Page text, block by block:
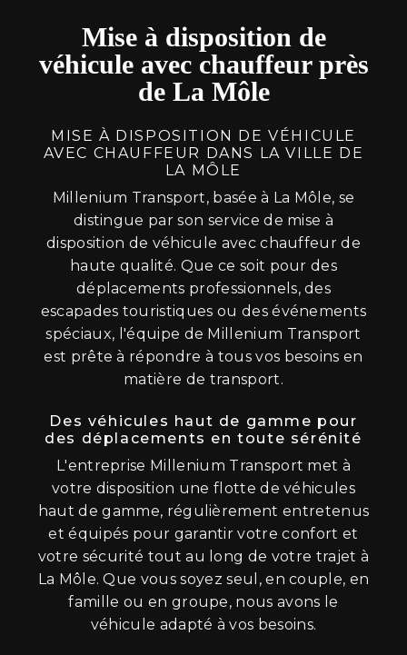
Mise à disposition de
véhicule avec chauffeur près
de La Môle
MISE À DISPOSITION DE VÉHICULE
AVEC CHAUFFEUR DANS LA VILLE DE
LA MÔLE
Millenium Transport, basée à La Môle, se
distingue par son service de mise à
disposition de véhicule avec chauffeur de
haute qualité. Que ce soit pour des
déplacements professionnels, des
escapades touristiques ou des événements
spéciaux, l'équipe de Millenium Transport
est prête à répondre à tous vos besoins en
matière de transport.
Des véhicules haut de gamme pour
des déplacements en toute sérénité
L'entreprise Millenium Transport met à
votre disposition une flotte de véhicules
haut de gamme, régulièrement entretenus
et équipés pour garantir votre confort et
votre sécurité tout au long de votre trajet à
La Môle. Que vous soyez seul, en couple, en
famille ou en groupe, nous avons le
véhicule adapté à vos besoins.